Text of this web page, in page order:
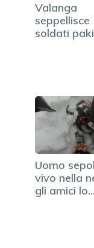
Valanga
seppellisce
soldati
Uomo
vivo nella
gli amici